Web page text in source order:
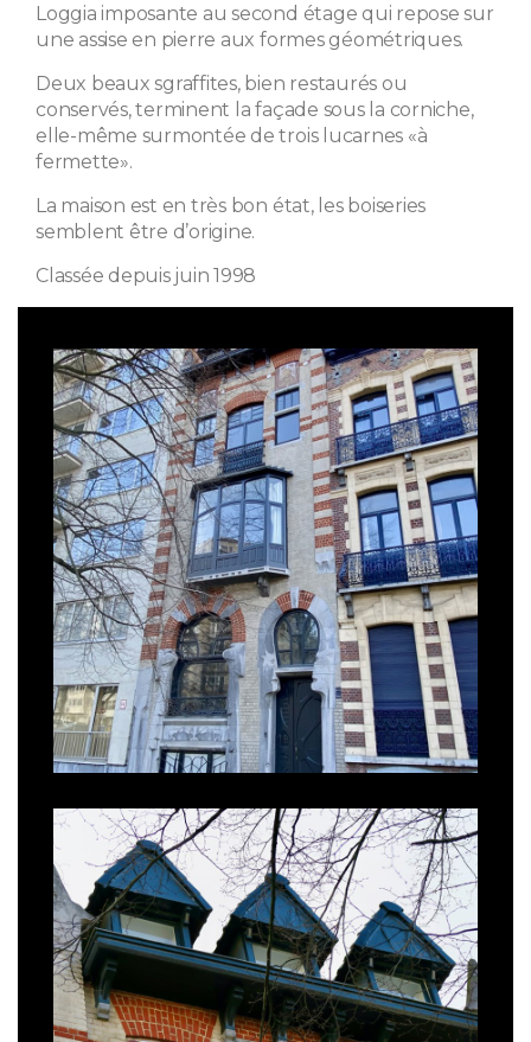
Loggia imposante au second étage qui repose sur
une assise en pierre aux formes géométriques.
Deux beaux sgraffites, bien restaurés ou
conservés, terminent la façade sous la corniche,
elle-même surmontée de trois lucarnes «à
fermette».
La maison est en très bon état, les boiseries
semblent être d’origine.
Classée depuis juin 1998